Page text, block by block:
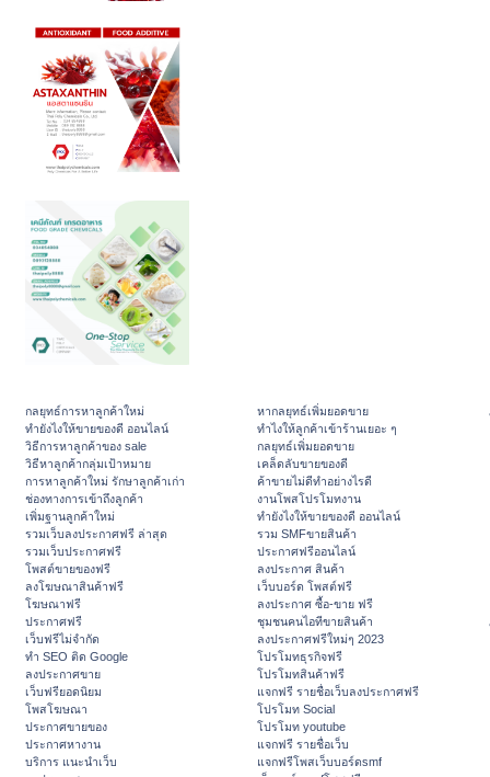
กลยุทธ์การหาลูกค้าใหม่
ทํายังไงให้ขายของดี ออนไลน์
วิธีการหาลูกค้าของ sale
วิธีหาลูกค้ากลุ่มเป้าหมาย
การหาลูกค้าใหม่ รักษาลูกค้าเก่า
ช่องทางการเข้าถึงลูกค้า
เพิ่มฐานลูกค้าใหม่
รวมเว็บลงประกาศฟรี ล่าสุด
รวมเว็บประกาศฟรี
โพสต์ขายของฟรี
ลงโฆษณาสินค้าฟรี
โฆษณาฟรี
ประกาศฟรี
เว็บฟรีไม่จำกัด
ทำ SEO ติด Google
ลงประกาศขาย
เว็บฟรียอดนิยม
โพสโฆษณา
ประกาศขายของ
ประกาศหางาน
บริการ แนะนำเว็บ
หากลยุทธ์เพิ่มยอดขาย
ทําไงให้ลูกค้าเข้าร้านเยอะ ๆ
กลยุทธ์เพิ่มยอดขาย
เคล็ดลับขายของดี
ค้าขายไม่ดีทำอย่างไรดี
งานโพสโปรโมทงาน
ทํายังไงให้ขายของดี ออนไลน์
รวม SMFขายสินค้า
ประกาศฟรีออนไลน์
ลงประกาศ สินค้า
เว็บบอร์ด โพสต์ฟรี
ลงประกาศ ซื้อ-ขาย ฟรี
ชุมชนคนไอทีขายสินค้า
ลงประกาศฟรีใหม่ๆ 2023
โปรโมทธุรกิจฟรี
โปรโมทสินค้าฟรี
แจกฟรี รายชื่อเว็บลงประกาศฟรี
โปรโมท Social
โปรโมท youtube
แจกฟรี รายชื่อเว็บ
แจกฟรีโพสเว็บบอร์ดsmf